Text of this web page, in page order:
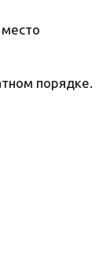
порядке.